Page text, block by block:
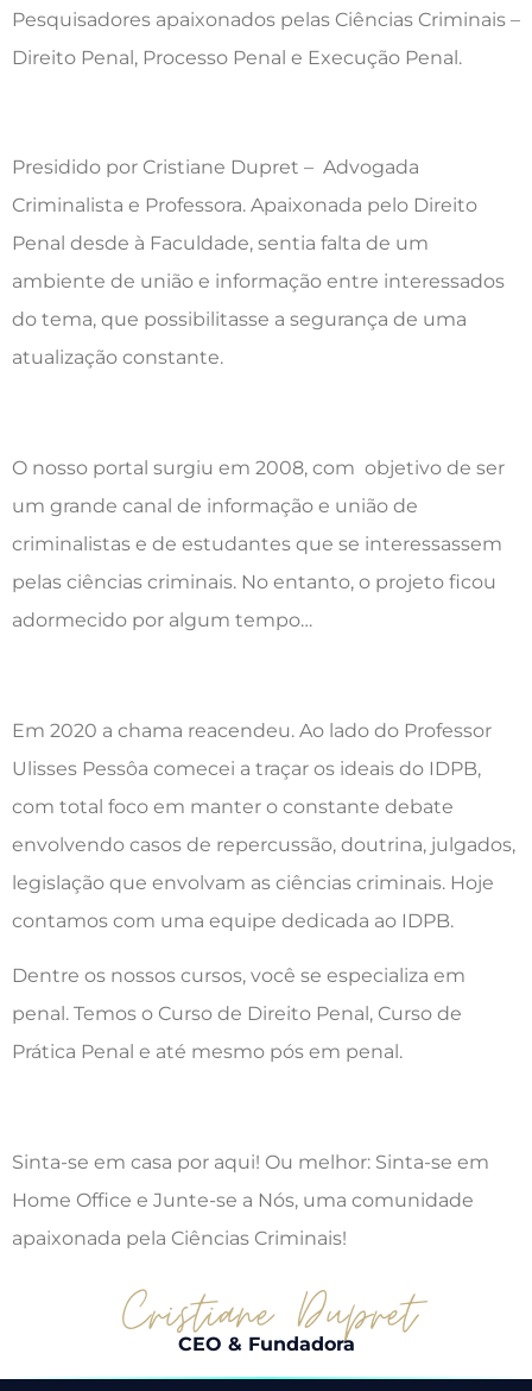
Pesquisadores apaixonados pelas Ciências Criminais –
Direito Penal, Processo Penal e Execução Penal.
Presidido por Cristiane Dupret – Advogada
Criminalista e Professora. Apaixonada pelo Direito
Penal desde à Faculdade, sentia falta de um
ambiente de união e informação entre interessados
do tema, que possibilitasse a segurança de uma
atualização constante.
O nosso portal surgiu em 2008, com objetivo de ser
um grande canal de informação e união de
criminalistas e de estudantes que se interessassem
pelas ciências criminais. No entanto, o projeto ficou
adormecido por algum tempo…
Em 2020 a chama reacendeu. Ao lado do Professor
Ulisses Pessôa comecei a traçar os ideais do IDPB,
com total foco em manter o constante debate
envolvendo casos de repercussão, doutrina, julgados,
legislação que envolvam as ciências criminais. Hoje
contamos com uma equipe dedicada ao IDPB.
Dentre os nossos cursos, você se especializa em
penal. Temos o Curso de Direito Penal, Curso de
Prática Penal e até mesmo pós em penal.
Sinta-se em casa por aqui! Ou melhor: Sinta-se em
Home Office e Junte-se a Nós, uma comunidade
apaixonada pela Ciências Criminais!
CEO & Fundadora